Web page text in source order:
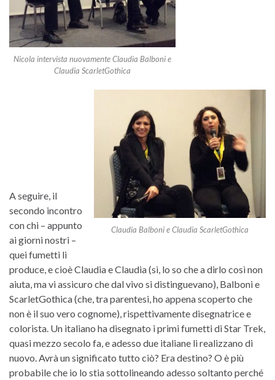
Nicola intervista nuovamente Claudia Balboni e
Claudia ScarletGothica
Claudia Balboni e Claudia ScarletGothica
A seguire, il
secondo incontro
con chi – appunto
ai giorni nostri –
quei fumetti li
produce, e cioè Claudia e Claudia (sì, lo so che a dirlo così non
aiuta, ma vi assicuro che dal vivo si distinguevano), Balboni e
ScarletGothica (che, tra parentesi, ho appena scoperto che
non è il suo vero cognome), rispettivamente disegnatrice e
colorista. Un italiano ha disegnato i primi fumetti di Star Trek,
quasi mezzo secolo fa, e adesso due italiane li realizzano di
nuovo. Avrà un significato tutto ciò? Era destino? O è più
probabile che io lo stia sottolineando adesso soltanto perché